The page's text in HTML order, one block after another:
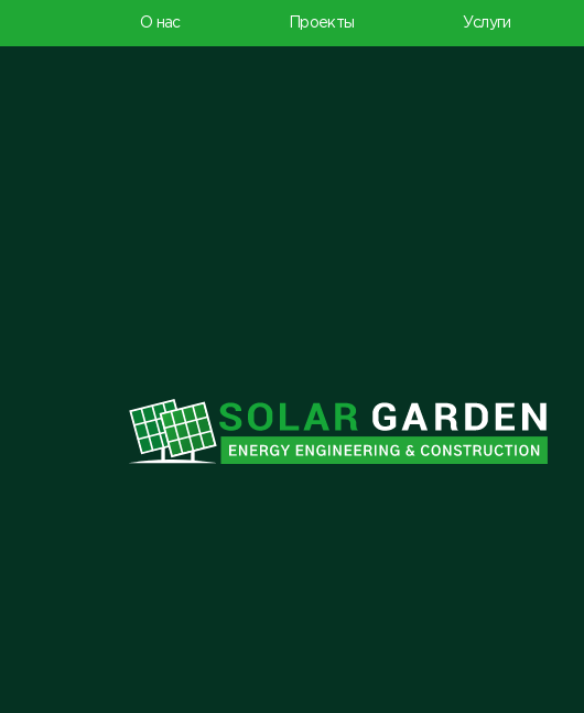
О нас Проекты Услуги